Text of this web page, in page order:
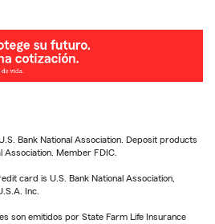
Bank National Association. Deposit products
Association. Member FDIC.
card is U.S. Bank National Association,
Inc.
son emitidos por State Farm Life Insurance